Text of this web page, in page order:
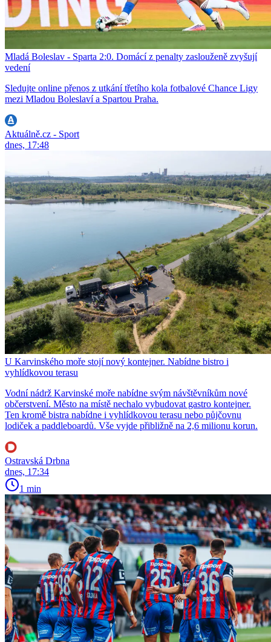
Mladá Boleslav - Sparta 2:0. Domácí z penalty zaslouženě zvyšují
vedení
Sledujte online přenos z utkání třetího kola fotbalové Chance Ligy
mezi Mladou Boleslaví a Spartou Praha.
Aktuálně.cz - Sport
dnes, 17:48
U Karvinského moře stojí nový kontejner. Nabídne bistro i
vyhlídkovou terasu
Vodní nádrž Karvinské moře nabídne svým návštěvníkům nové
občerstvení. Město na místě nechalo vybudovat gastro kontejner.
Ten kromě bistra nabídne i vyhlídkovou terasu nebo půjčovnu
lodiček a paddleboardů. Vše vyjde přibližně na 2,6 milionu korun.
Ostravská Drbna
dnes, 17:34
1 min